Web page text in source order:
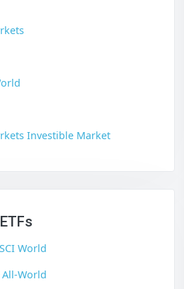
Investible Market
World
All-World